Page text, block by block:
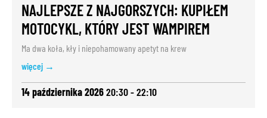
NAJLEPSZE Z NAJGORSZYCH: KUPIŁEM
MOTOCYKL, KTÓRY JEST WAMPIREM
Ma dwa koła, kły i niepohamowany apetyt na krew
więcej →
14 października 202620:30 - 22:10